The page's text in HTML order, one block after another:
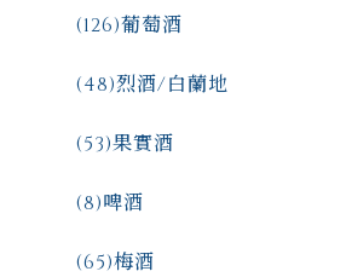
葡萄酒
(126)
烈酒/白蘭地
(48)
果實酒
(53)
啤酒
(8)
梅酒
(65)